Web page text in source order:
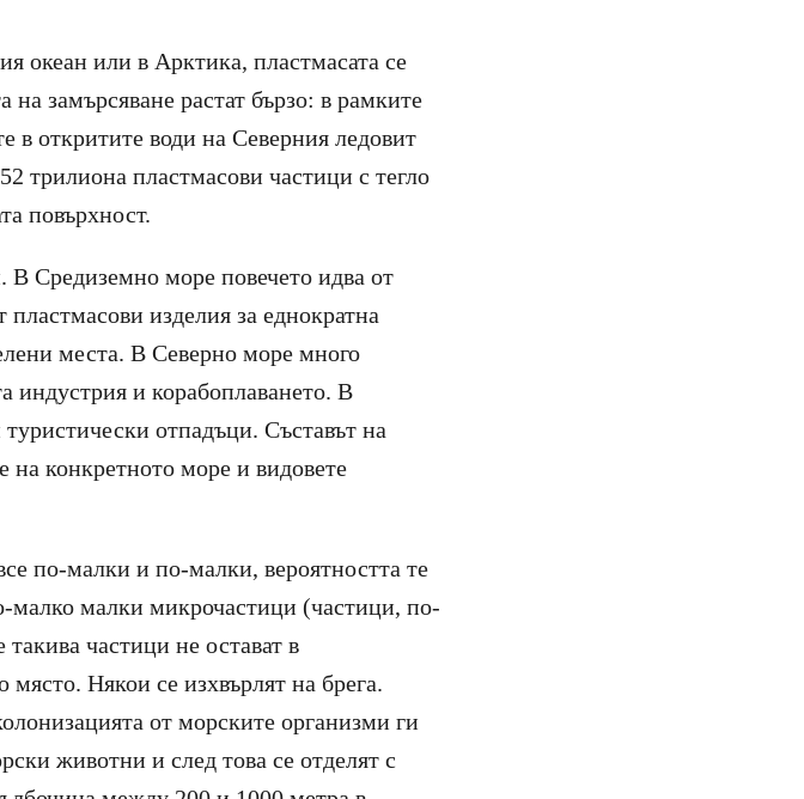
океан или в Арктика, пластмасата се
на замърсяване растат бързо: в рамките
в откритите води на Северния ледовит
трилиона пластмасови частици с тегло
повърхност.
Средиземно море повечето идва от
изделия за еднократна
места. В Северно море много
индустрия и корабоплаването. В
отпадъци. Съставът на
на конкретното море и видовете
по-малки и по-малки, вероятността те
малко малки микрочастици (частици, по-
частици не остават в
място. Някои се изхвърлят на брега.
от морските организми ги
животни и след това се отделят с